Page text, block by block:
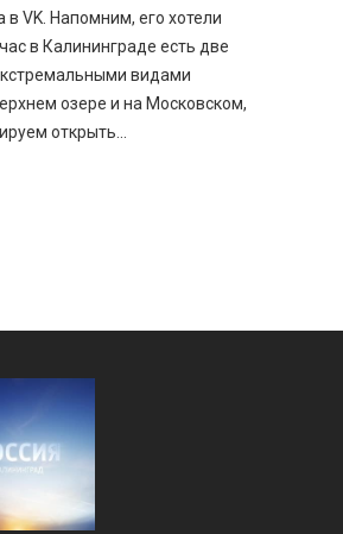
в VK. Напомним, его хотели
в Калининграде есть две
видами
озере и на Московском,
открыть...